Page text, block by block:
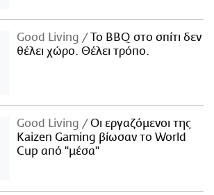
Good Living
Το BBQ στο σπίτι δεν
θέλει χώρο. Θέλει τρόπο.
Good Living
Οι εργαζόμενοι της
Kaizen Gaming βίωσαν το World
Cup από "μέσα"